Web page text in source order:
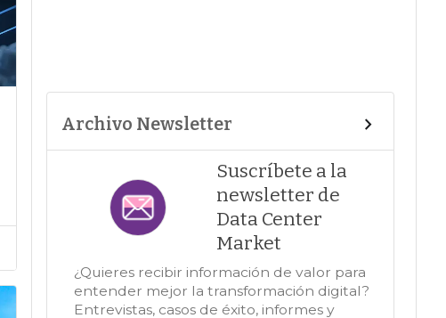
Archivo Newsletter
Suscríbete a la
newsletter de
Data Center
Market
¿Quieres recibir información de valor para
entender mejor la transformación digital?
Entrevistas, casos de éxito, informes y